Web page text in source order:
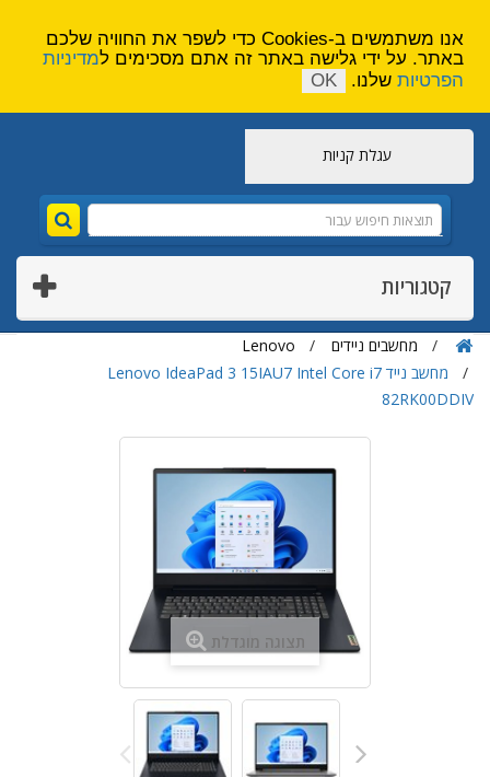
עגלת קניות
קטגוריות
מחשבים ניידים
Lenovo
מחשב נייד Lenovo IdeaPad 3 15IAU7 Intel Core i7
82RK00DDIV
תצוגה מוגדלת
אנו משתמשים ב-Cookies כדי לשפר את החוויה שלכם
באתר. על ידי גלישה באתר זה אתם מסכימים למדיניות
הפרטיות שלנו. OK